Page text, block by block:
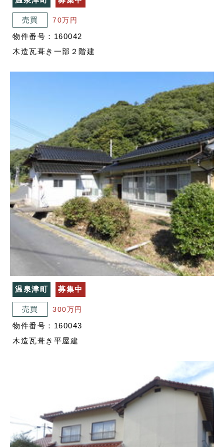
売買 70万円
物件番号：160042
木造瓦葺き一部２階建
温泉津町 募集中
売買 300万円
物件番号：160043
木造瓦葺き平屋建